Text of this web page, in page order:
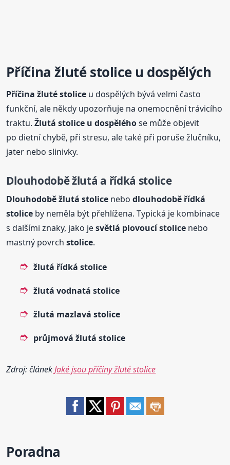
Příčina žlutéstoliceu dospělých
Příčina žlutéstolice u dospělých bývá velmi často
funkční, ale někdy upozorňuje na onemocnění trávicího
traktu.Žlutástolice u dospěléhose může objevit
po dietní chybě, při stresu, ale také při poruše žlučníku,
jater nebo slinivky.
Dlouhodobě žlutá a řídká stolice
Dlouhodobě žlutástolice nebodlouhodobě řídká
stolice by neměla být přehlížena. Typická je kombinace
s dalšími znaky, jako jesvětlá plovoucístolice nebo
mastný povrchstolice.
žlutá řídkástolice
žlutá vodnatástolice
žlutá mazlavástolice
průjmová žlutástolice
Zdroj: článekJaké jsou příčiny žluté stolice
Poradna